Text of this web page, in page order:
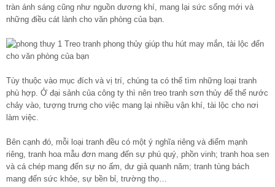
tràn ánh sáng cũng như nguồn dương khí, mang lại sức sống mới và
những điều cát lành cho văn phòng của bạn.
Tùy thuộc vào mục đích và vị trí, chúng ta có thể tìm những loại tranh
phù hợp. Ở đại sảnh của công ty thì nên treo tranh sơn thủy để thế nước
chảy vào, tượng trưng cho việc mang lại nhiều vận khí, tài lộc cho nơi
làm việc.
Bên cạnh đó, mỗi loại tranh đều có một ý nghĩa riêng và điểm mạnh
riêng, tranh hoa mẫu đơn mang đến sự phú quý, phồn vinh; tranh hoa sen
và cá chép mang đến sự no ấm, dư giả quanh năm; tranh tùng bách
mang đến sức khỏe, sự bền bỉ, trường thọ…